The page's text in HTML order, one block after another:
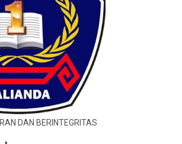
DAN BERINTEGRITAS